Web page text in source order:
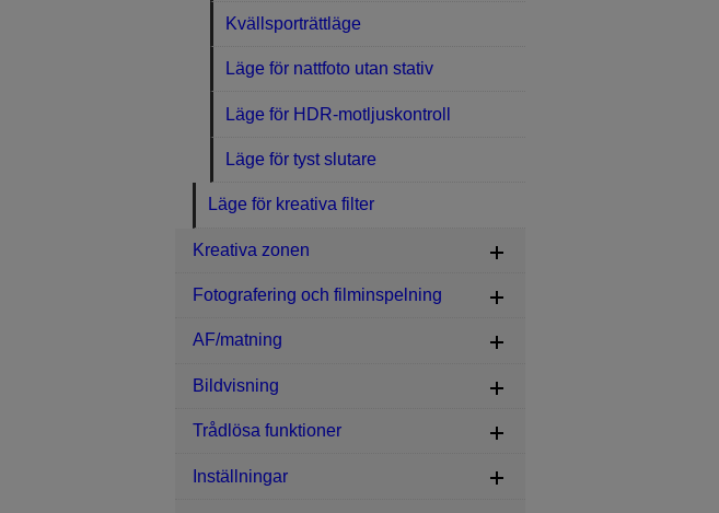
Kvällsporträttläge
Läge för nattfoto utan stativ
Läge för HDR-motljuskontroll
Läge för tyst slutare
Läge för kreativa filter
Kreativa zonen
Fotografering och filminspelning
AF/matning
Bildvisning
Trådlösa funktioner
Inställningar